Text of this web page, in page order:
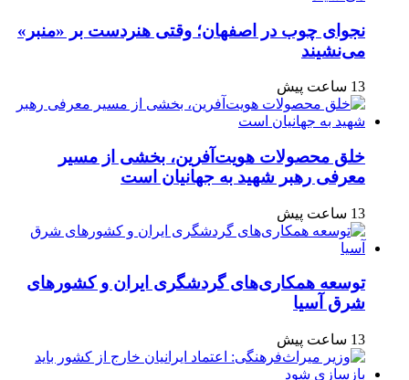
نجوای چوب در اصفهان؛ وقتی هنردست بر «منبر»
می‌نشیند
13 ساعت پیش
خلق محصولات هویت‌آفرین، بخشی از مسیر
معرفی رهبر شهید به جهانیان است
13 ساعت پیش
توسعه همکاری‌های گردشگری ایران و کشورهای
شرق آسیا
13 ساعت پیش